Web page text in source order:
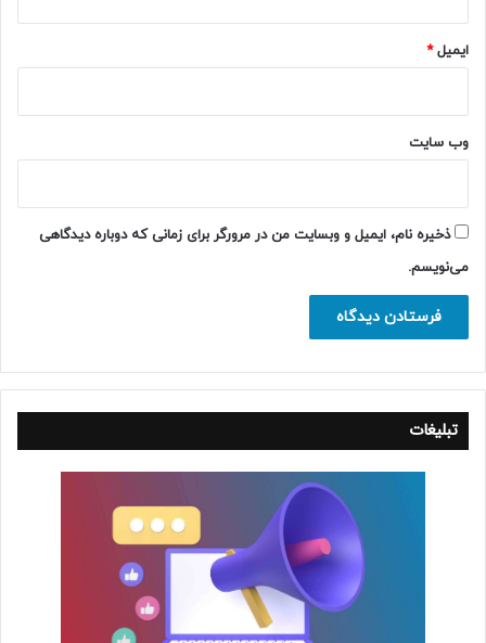
ایمیل*
وب‌ سایت
ذخیره نام، ایمیل و وبسایت من در مرورگر برای زمانی که دوباره دیدگاهی
می‌نویسم.
تبلیغات